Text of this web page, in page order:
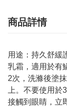
商品詳情
用途：持久舒緩
乳霜，適用於有
2次，洗滌後塗
上。不要使用
接觸到眼睛，立